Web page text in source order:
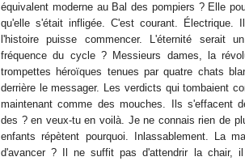
équivalent moderne au Bal des pompiers ? Elle
qu'elle s'était infligée. C'est courant. Électrique.
l'histoire puisse commencer. L'éternité serait
fréquence du cycle ? Messieurs dames, la
trompettes héroïques tenues par quatre chats
derrière le messager. Les verdicts qui tombaient
maintenant comme des mouches. Ils s'effacent
des ? en veux-tu en voilà. Je ne connais rien de
enfants répètent pourquoi. Inlassablement. La
d'avancer ? Il ne suffit pas d'attendrir la chair, il